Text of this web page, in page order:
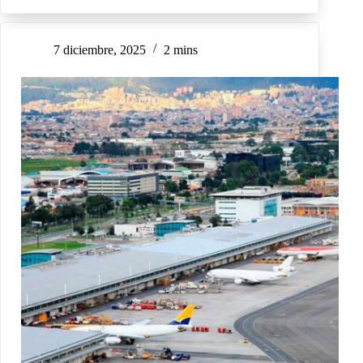
7 diciembre, 2025 2 mins